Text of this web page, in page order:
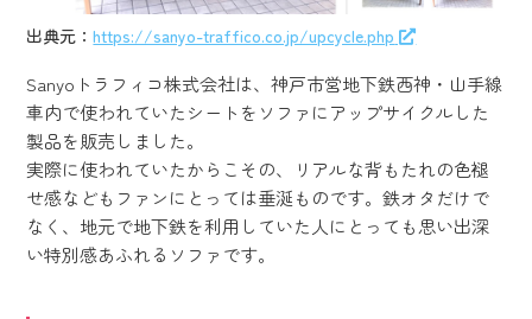
出典元：https://sanyo-traffico.co.jp/upcycle.php
Sanyoトラフィコ株式会社は、神戸市営地下鉄西神・山手線
車内で使われていたシートをソファにアップサイクルした
製品を販売しました。
実際に使われていたからこその、リアルな背もたれの色褪
せ感などもファンにとっては垂涎ものです。鉄オタだけで
なく、地元で地下鉄を利用していた人にとっても思い出深
い特別感あふれるソファです。